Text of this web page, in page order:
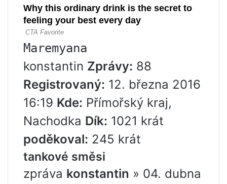
Maremyana
konstantin Zprávy: 88
Registrovaný: 12. března 2016
16:19 Kde: Přímořský kraj,
Nachodka Dík: 1021 krát
poděkoval: 245 krát
tankové směsi
zpráva konstantin » 04. dubna